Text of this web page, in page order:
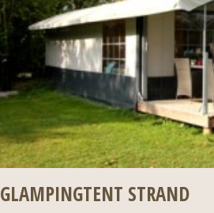
GLAMPINGTENT STRAND